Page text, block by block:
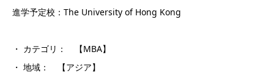
進学予定校：The University of Hong Kong
・ カテゴリ： 【MBA】
・ 地域： 【アジア】